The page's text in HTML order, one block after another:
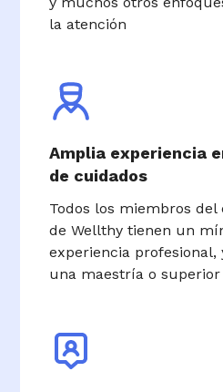
la atención
Amplia experiencia
de cuidados
Todos los miembros
de Wellthy tienen un
experiencia profesional,
una maestría o superior